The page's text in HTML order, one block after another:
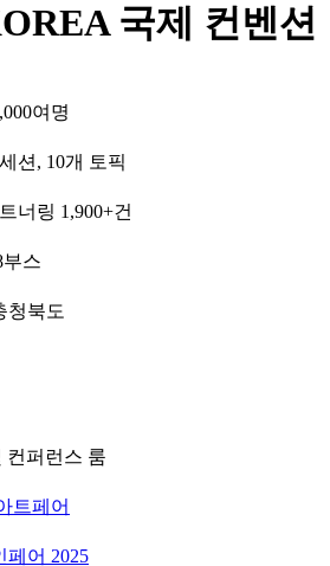
국제 컨벤션
여명
션, 10개 토픽
너링 1,900+건
스
청북도
컨퍼런스 룸
트페어
페어 2025